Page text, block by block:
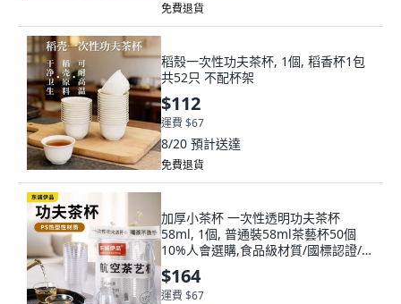
免費退貨
稻殼一次性功夫茶杯, 1個, 稻香杯1包
共52只 不配杯架
$112
運費 $67
8/20 預計送達
免費退貨
加厚小茶杯 一次性透明功夫茶杯
58ml, 1個, 普通裝58ml茶藝杯50個
10%人會選購,食品級材質/國標認證/乾
淨衛生, N/A
$164
運費 $67